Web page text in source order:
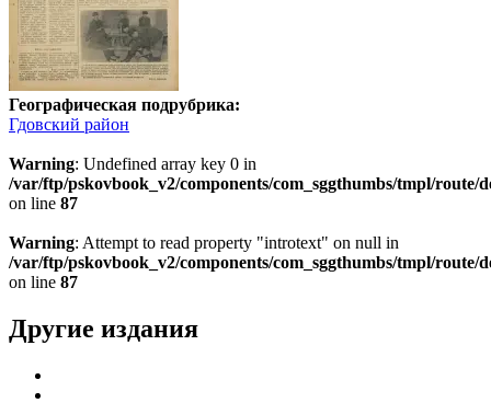
Географическая подрубрика:
Гдовский район
Warning: Undefined array key 0 in
/var/ftp/pskovbook_v2/components/com_sggthumbs/tmpl/route/
on line 87
Warning: Attempt to read property "introtext" on null in
/var/ftp/pskovbook_v2/components/com_sggthumbs/tmpl/route/
on line 87
Другие издания